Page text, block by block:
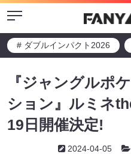
Menu
# ダブルインパクト2026
『ジャングルポ
ション』ルミネ
19日開催決定!
2024-04-05